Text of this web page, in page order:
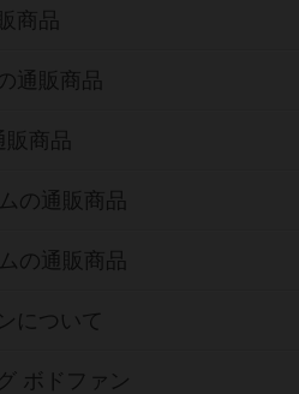
商品
通販商品
販商品
の通販商品
の通販商品
について
ボドファン